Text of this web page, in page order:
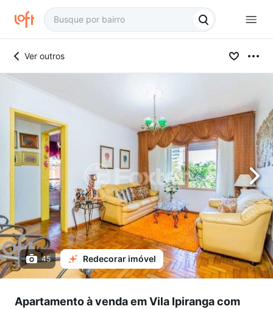
Ver outros
45 Redecorar imóvel
Apartamento à venda em Vila Ipiranga com